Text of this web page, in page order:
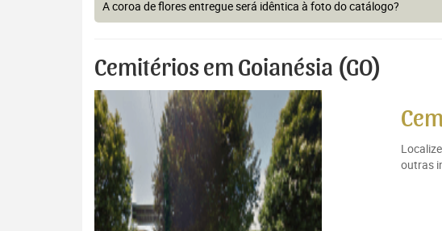
A coroa de flores entregue será idêntica à foto do catálogo?
Cemitérios em Goianésia (GO)
outras